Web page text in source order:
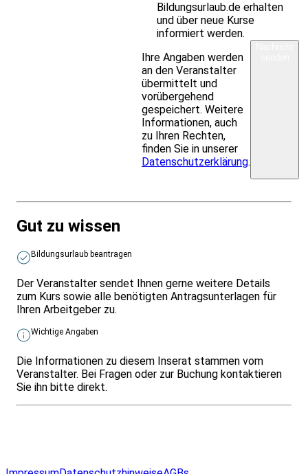
Bildungsurlaub.de erhalten
und über neue Kurse
informiert werden.
Ihre Angaben werden
an den Veranstalter
übermittelt und
vorübergehend
gespeichert. Weitere
Informationen, auch
zu Ihren Rechten,
finden Sie in unserer
Datenschutzerklärung.
Gut zu wissen
Bildungsurlaub beantragen
Der Veranstalter sendet Ihnen gerne weitere Details
zum Kurs sowie alle benötigten Antragsunterlagen für
Ihren Arbeitgeber zu.
Wichtige Angaben
Die Informationen zu diesem Inserat stammen vom
Veranstalter. Bei Fragen oder zur Buchung kontaktieren
Sie ihn bitte direkt.